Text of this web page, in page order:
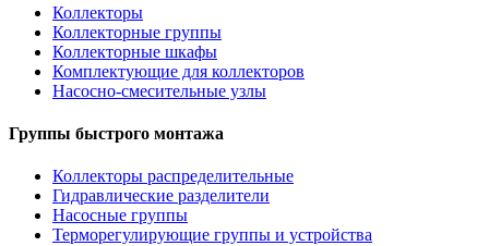
Коллекторы
Коллекторные группы
Коллекторные шкафы
Комплектующие для коллекторов
Насосно-смесительные узлы
Группы быстрого монтажа
Коллекторы распределительные
Гидравлические разделители
Насосные группы
Терморегулирующие группы и устройства